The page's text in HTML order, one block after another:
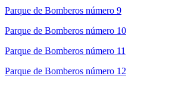
Parque de Bomberos número 9
Parque de Bomberos número 10
Parque de Bomberos número 11
Parque de Bomberos número 12